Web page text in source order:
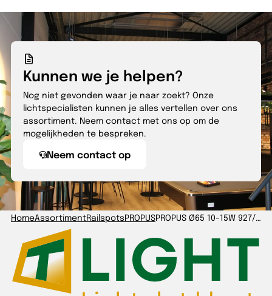
Kunnen we je helpen?
Nog niet gevonden waar je naar zoekt? Onze
lichtspecialisten kunnen je alles vertellen over ons
assortiment. Neem contact met ons op om de
mogelijkheden te bespreken.
Neem contact op
HomeAssortimentRailspotsPROPUSPROPUS Ø65 10-15W 927/930/940 36° wit